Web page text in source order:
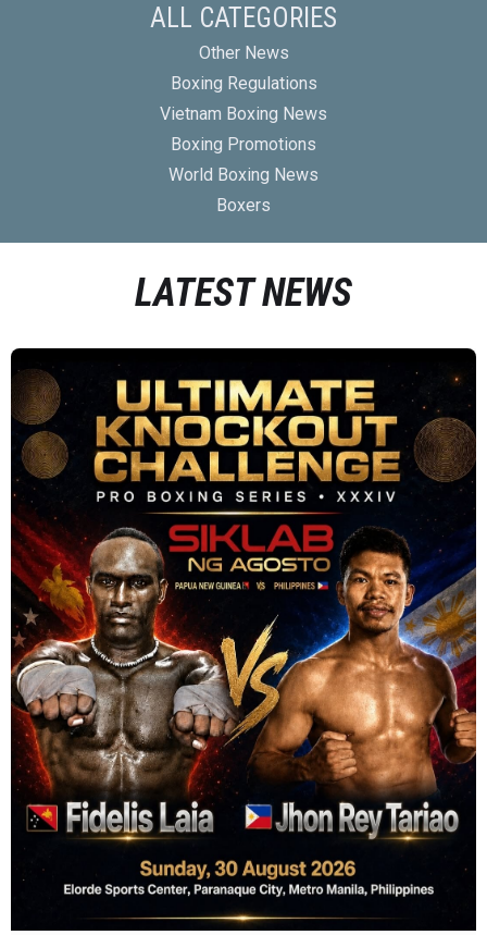
ALL CATEGORIES
Other News
Boxing Regulations
Vietnam Boxing News
Boxing Promotions
World Boxing News
Boxers
LATEST NEWS